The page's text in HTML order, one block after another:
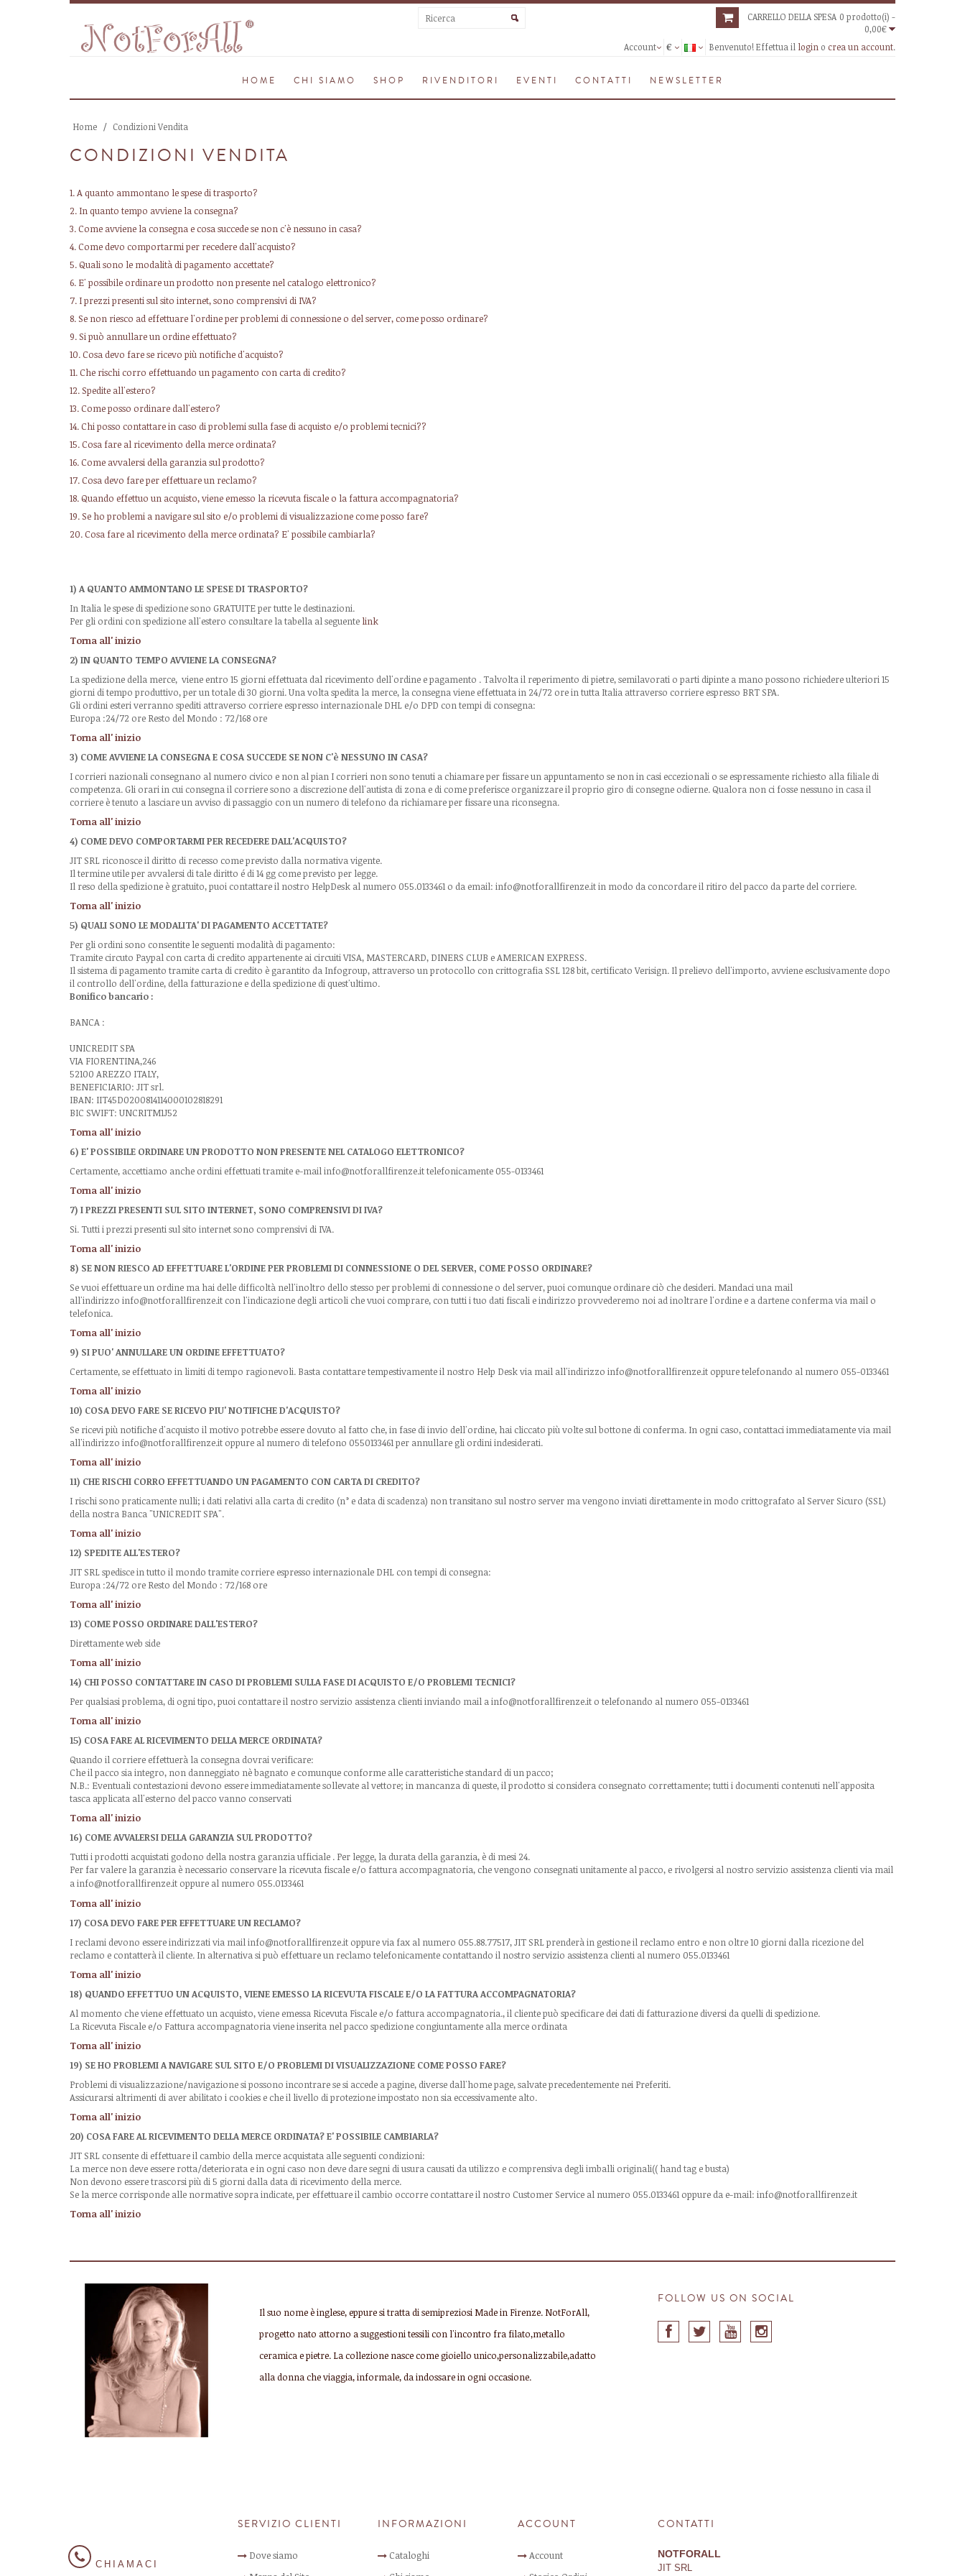
CARRELLO DELLA SPESA 0 prodotto(i) -
0,00€
Account
€ Benvenuto! Effettua il login o crea un account.
HOME CHI SIAMO SHOP RIVENDITORI EVENTI CONTATTI NEWSLETTER
Home Condizioni Vendita
CONDIZIONI VENDITA
1. A quanto ammontano le spese di trasporto?
2. In quanto tempo avviene la consegna?
3. Come avviene la consegna e cosa succede se non c'è nessuno in casa?
4. Come devo comportarmi per recedere dall'acquisto?
5. Quali sono le modalità di pagamento accettate?
6. E' possibile ordinare un prodotto non presente nel catalogo elettronico?
7. I prezzi presenti sul sito internet, sono comprensivi di IVA?
8. Se non riesco ad effettuare l'ordine per problemi di connessione o del server, come posso ordinare?
9. Si può annullare un ordine effettuato?
10. Cosa devo fare se ricevo più notifiche d'acquisto?
11. Che rischi corro effettuando un pagamento con carta di credito?
12. Spedite all'estero?
13. Come posso ordinare dall'estero?
14. Chi posso contattare in caso di problemi sulla fase di acquisto e/o problemi tecnici??
15. Cosa fare al ricevimento della merce ordinata?
16. Come avvalersi della garanzia sul prodotto?
17. Cosa devo fare per effettuare un reclamo?
18. Quando effettuo un acquisto, viene emesso la ricevuta fiscale o la fattura accompagnatoria?
19. Se ho problemi a navigare sul sito e/o problemi di visualizzazione come posso fare?
20. Cosa fare al ricevimento della merce ordinata? E' possibile cambiarla?
1) A QUANTO AMMONTANO LE SPESE DI TRASPORTO?
In Italia le spese di spedizione sono GRATUITE per tutte le destinazioni.
Per gli ordini con spedizione all'estero consultare la tabella al seguente link
Torna all' inizio
2) IN QUANTO TEMPO AVVIENE LA CONSEGNA?
La spedizione della merce, viene entro 15 giorni effettuata dal ricevimento dell'ordine e pagamento . Talvolta il reperimento di pietre, semilavorati o parti dipinte a mano possono richiedere ulteriori 15
giorni di tempo produttivo, per un totale di 30 giorni. Una volta spedita la merce, la consegna viene effettuata in 24/72 ore in tutta Italia attraverso corriere espresso BRT SPA.
Gli ordini esteri verranno spediti attraverso corriere espresso internazionale DHL e/o DPD con tempi di consegna:
Europa :24/72 ore Resto del Mondo : 72/168 ore
Torna all' inizio
3) COME AVVIENE LA CONSEGNA E COSA SUCCEDE SE NON C'è NESSUNO IN CASA?
I corrieri nazionali consegnano al numero civico e non al pian I corrieri non sono tenuti a chiamare per fissare un appuntamento se non in casi eccezionali o se espressamente richiesto alla filiale di
competenza. Gli orari in cui consegna il corriere sono a discrezione dell'autista di zona e di come preferisce organizzare il proprio giro di consegne odierne. Qualora non ci fosse nessuno in casa il
corriere è tenuto a lasciare un avviso di passaggio con un numero di telefono da richiamare per fissare una riconsegna.
Torna all' inizio
4) COME DEVO COMPORTARMI PER RECEDERE DALL'ACQUISTO?
JIT SRL riconosce il diritto di recesso come previsto dalla normativa vigente.
Il termine utile per avvalersi di tale diritto é di 14 gg come previsto per legge.
Il reso della spedizione è gratuito, puoi contattare il nostro HelpDesk al numero 055.0133461 o da email: info@notforallfirenze.it in modo da concordare il ritiro del pacco da parte del corriere.
Torna all' inizio
5) QUALI SONO LE MODALITA' DI PAGAMENTO ACCETTATE?
Per gli ordini sono consentite le seguenti modalità di pagamento:
Tramite circuto Paypal con carta di credito appartenente ai circuiti VISA, MASTERCARD, DINERS CLUB e AMERICAN EXPRESS.
Il sistema di pagamento tramite carta di credito è garantito da Infogroup, attraverso un protocollo con crittografia SSL 128 bit, certificato Verisign. Il prelievo dell'importo, avviene esclusivamente dopo
il controllo dell'ordine, della fatturazione e della spedizione di quest'ultimo.
Bonifico bancario :
BANCA :
UNICREDIT SPA
VIA FIORENTINA,246
52100 AREZZO ITALY,
BENEFICIARIO: JIT srl.
IBAN: IIT45D0200814114000102818291
BIC SWIFT: UNCRITM1J52
Torna all' inizio
6) E' POSSIBILE ORDINARE UN PRODOTTO NON PRESENTE NEL CATALOGO ELETTRONICO?
Certamente, accettiamo anche ordini effettuati tramite e-mail info@notforallfirenze.it telefonicamente 055-0133461
Torna all' inizio
7) I PREZZI PRESENTI SUL SITO INTERNET, SONO COMPRENSIVI DI IVA?
Si. Tutti i prezzi presenti sul sito internet sono comprensivi di IVA.
Torna all' inizio
8) SE NON RIESCO AD EFFETTUARE L'ORDINE PER PROBLEMI DI CONNESSIONE O DEL SERVER, COME POSSO ORDINARE?
Se vuoi effettuare un ordine ma hai delle difficoltà nell'inoltro dello stesso per problemi di connessione o del server, puoi comunque ordinare ciò che desideri. Mandaci una mail
all'indirizzo info@notforallfirenze.it con l'indicazione degli articoli che vuoi comprare, con tutti i tuo dati fiscali e indirizzo provvederemo noi ad inoltrare l'ordine e a dartene conferma via mail o
telefonica.
Torna all' inizio
9) SI PUO' ANNULLARE UN ORDINE EFFETTUATO?
Certamente, se effettuato in limiti di tempo ragionevoli. Basta contattare tempestivamente il nostro Help Desk via mail all'indirizzo info@notforallfirenze.it oppure telefonando al numero 055-0133461
Torna all' inizio
10) COSA DEVO FARE SE RICEVO PIU' NOTIFICHE D'ACQUISTO?
Se ricevi più notifiche d'acquisto il motivo potrebbe essere dovuto al fatto che, in fase di invio dell'ordine, hai cliccato più volte sul bottone di conferma. In ogni caso, contattaci immediatamente via mail
all'indirizzo info@notforallfirenze.it oppure al numero di telefono 0550133461 per annullare gli ordini indesiderati.
Torna all' inizio
11) CHE RISCHI CORRO EFFETTUANDO UN PAGAMENTO CON CARTA DI CREDITO?
I rischi sono praticamente nulli; i dati relativi alla carta di credito (n° e data di scadenza) non transitano sul nostro server ma vengono inviati direttamente in modo crittografato al Server Sicuro (SSL)
della nostra Banca "UNICREDIT SPA".
Torna all' inizio
12) SPEDITE ALL'ESTERO?
JIT SRL spedisce in tutto il mondo tramite corriere espresso internazionale DHL con tempi di consegna:
Europa :24/72 ore Resto del Mondo : 72/168 ore
Torna all' inizio
13) COME POSSO ORDINARE DALL'ESTERO?
Direttamente web side
Torna all' inizio
14) CHI POSSO CONTATTARE IN CASO DI PROBLEMI SULLA FASE DI ACQUISTO E/O PROBLEMI TECNICI?
Per qualsiasi problema, di ogni tipo, puoi contattare il nostro servizio assistenza clienti inviando mail ainfo@notforallfirenze.it o telefonando al numero 055-0133461
Torna all' inizio
15) COSA FARE AL RICEVIMENTO DELLA MERCE ORDINATA?
Quando il corriere effettuerà la consegna dovrai verificare:
Che il pacco sia integro, non danneggiato nè bagnato e comunque conforme alle caratteristiche standard di un pacco;
N.B.: Eventuali contestazioni devono essere immediatamente sollevate al vettore; in mancanza di queste, il prodotto si considera consegnato correttamente; tutti i documenti contenuti nell'apposita
tasca applicata all'esterno del pacco vanno conservati
Torna all' inizio
16) COME AVVALERSI DELLA GARANZIA SUL PRODOTTO?
Tutti i prodotti acquistati godono della nostra garanzia ufficiale . Per legge, la durata della garanzia, è di mesi 24.
Per far valere la garanzia è necessario conservare la ricevuta fiscale e/o fattura accompagnatoria, che vengono consegnati unitamente al pacco, e rivolgersi al nostro servizio assistenza clienti via mail
ainfo@notforallfirenze.it oppure al numero 055.0133461
Torna all' inizio
17) COSA DEVO FARE PER EFFETTUARE UN RECLAMO?
I reclami devono essere indirizzati via mail info@notforallfirenze.it oppure via fax al numero 055.88.77517, JIT SRL prenderà in gestione il reclamo entro e non oltre 10 giorni dalla ricezione del
reclamo e contatterà il cliente. In alternativa si può effettuare un reclamo telefonicamente contattando il nostro servizio assistenza clienti al numero 055.0133461
Torna all' inizio
18) QUANDO EFFETTUO UN ACQUISTO, VIENE EMESSO LA RICEVUTA FISCALE E/O LA FATTURA ACCOMPAGNATORIA?
Al momento che viene effettuato un acquisto, viene emessa Ricevuta Fiscale e/o fattura accompagnatoria., il cliente può specificare dei dati di fatturazione diversi da quelli di spedizione.
La Ricevuta Fiscale e/o Fattura accompagnatoria viene inserita nel pacco spedizione congiuntamente alla merce ordinata
Torna all' inizio
19) SE HO PROBLEMI A NAVIGARE SUL SITO E/O PROBLEMI DI VISUALIZZAZIONE COME POSSO FARE?
Problemi di visualizzazione/navigazione si possono incontrare se si accede a pagine, diverse dall'home page, salvate precedentemente nei Preferiti.
Assicurarsi altrimenti di aver abilitato i cookies e che il livello di protezione impostato non sia eccessivamente alto.
Torna all' inizio
20) COSA FARE AL RICEVIMENTO DELLA MERCE ORDINATA? E' POSSIBILE CAMBIARLA?
JIT SRL consente di effettuare il cambio della merce acquistata alle seguenti condizioni:
La merce non deve essere rotta/deteriorata e in ogni caso non deve dare segni di usura causati da utilizzo e comprensiva degli imballi originali(( hand tag e busta)
Non devono essere trascorsi più di 5 giorni dalla data di ricevimento della merce.
Se la merce corrisponde alle normative sopra indicate, per effettuare il cambio occorre contattare il nostro Customer Service al numero 055.0133461 oppure da e-mail: info@notforallfirenze.it
Torna all' inizio
Il suo nome è inglese, eppure si tratta di semipreziosi Made in Firenze. NotForAll,
progetto nato attorno a suggestioni tessili con l'incontro fra filato,metallo
ceramica e pietre. La collezione nasce come gioiello unico,personalizzabile,adatto
alla donna che viaggia, informale, da indossare in ogni occasione.
FOLLOW US ON SOCIAL
CHIAMACI
SERVIZIO CLIENTI
Dove siamo
INFORMAZIONI
Cataloghi
ACCOUNT
Account
CONTATTI
NOTFORALL
JIT SRL